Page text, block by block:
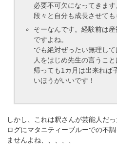
必要不可欠になってきま
段々と自分も成長させても
そーなんです。経験前は
ですよね。
でも絶対ぜったい無理し
人をはじめ先生の言うこ
帰っても1カ月は出来れば
いほうがいいです！
しかし、これは釈さんが芸能人だ
ログにマタニティーブルーでの不
ませんよね、、、、、